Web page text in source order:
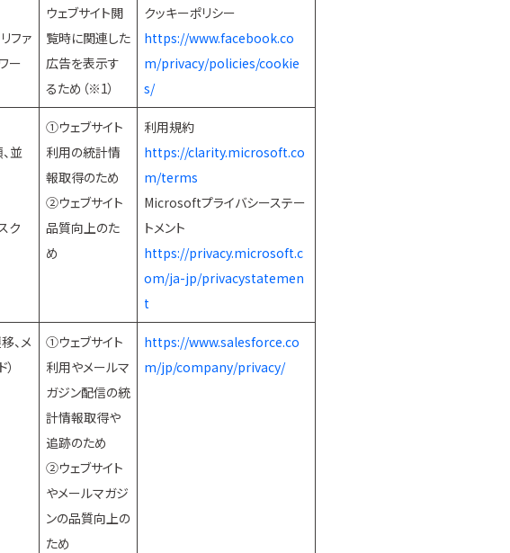
ファ
ー
ウェブサイト閲
覧時に関連した
広告を表示す
るため（※1）
クッキーポリシー
https://www.facebook.co
m/privacy/policies/cookie
s/
並
ク
①ウェブサイト
利用の統計情
報取得のため
②ウェブサイト
品質向上のた
め
利用規約
https://clarity.microsoft.co
m/terms
Microsoftプライバシーステー
トメント
https://privacy.microsoft.c
om/ja-jp/privacystatemen
t
、メ
①ウェブサイト
利用やメールマ
ガジン配信の統
計情報取得や
追跡のため
②ウェブサイト
やメールマガジ
ンの品質向上の
ため
https://www.salesforce.co
m/jp/company/privacy/